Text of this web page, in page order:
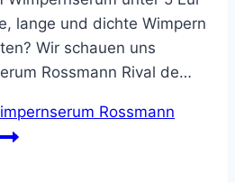
lange und dichte Wimpern
Wir schauen uns
Rossmann Rival de…
Rossmann